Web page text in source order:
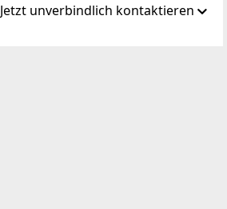
Jetzt unverbindlich kontaktieren